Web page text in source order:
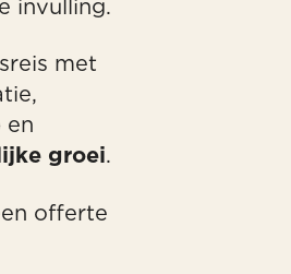
invulling.
met
en
groei.
offerte